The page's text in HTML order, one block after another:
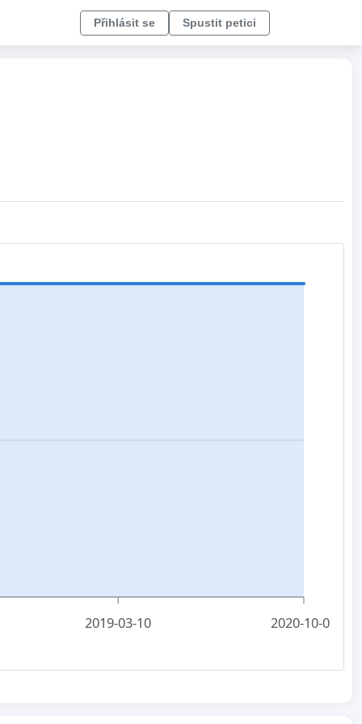
Přihlásit se Spustit petici
2019-03-10 2020-10-05